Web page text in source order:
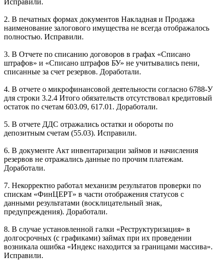
2. В печатных формах документов Накладная и Продажа
наименование залогового имущества не всегда отображалось
полностью. Исправили.
3. В Отчете по списанию договоров в графах «Списано
штрафов» и «Списано штрафов БУ» не учитывались пени,
списанные за счет резервов. Доработали.
4. В отчете о микрофинансовой деятельности согласно 6788-У
для строки 3.2.4 Итого обязательств отсутствовал кредитовый
остаток по счетам 603.09, 617.01. Доработали.
5. В отчете ДДС отражались остатки и обороты по
депозитным счетам (55.03). Исправили.
6. В документе Акт инвентаризации займов и начисления
резервов не отражались данные по прочим платежам.
Доработали.
7. Некорректно работал механизм результатов проверки по
спискам «ФинЦЕРТ» в части отображения статусов с
данными результатами (восклицательный знак,
предупреждения). Доработали.
8. В случае установленной галки «Реструктуризация» в
долгосрочных (с графиками) займах при их проведении
возникала ошибка «Индекс находится за границами массива».
Исправили.